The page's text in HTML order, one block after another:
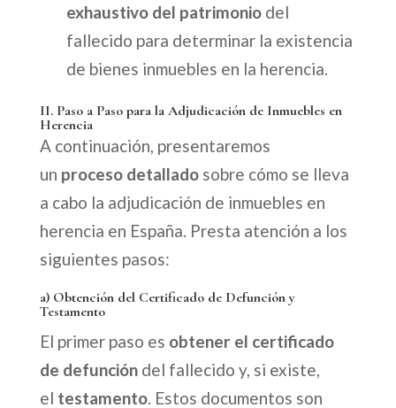
exhaustivo del patrimonio del
fallecido para determinar la existencia
de bienes inmuebles en la herencia.
II. Paso a Paso para la Adjudicación de Inmuebles en
Herencia
A continuación, presentaremos
un proceso detallado sobre cómo se lleva
a cabo la adjudicación de inmuebles en
herencia en España. Presta atención a los
siguientes pasos:
a) Obtención del Certificado de Defunción y
Testamento
El primer paso es obtener el certificado
de defunción del fallecido y, si existe,
el testamento. Estos documentos son